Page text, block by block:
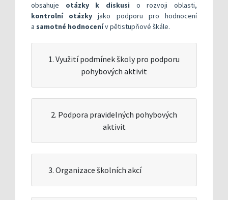
obsahuje otázky k diskusi o rozvoji oblasti,
kontrolní otázky jako podporu pro hodnocení
a samotné hodnocenív pětistupňové škále.
1. Využití podmínek školy pro podporu
pohybových aktivit
2. Podpora pravidelných pohybových
aktivit
3. Organizace školních akcí